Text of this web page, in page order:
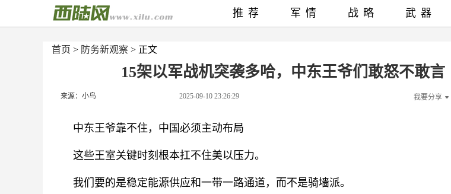
首页 > 防务新观察 > 正文
15架以军战机突袭多哈，中东王爷们敢怒不敢言
来源：小鸟 2025-09-10 23:26:29 我要分享
中东王爷靠不住，中国必须主动布局
这些王室关键时刻根本扛不住美以压力。
我们要的是稳定能源供应和一带一路通道，而不是骑墙派。
推荐 军情 战略 武器